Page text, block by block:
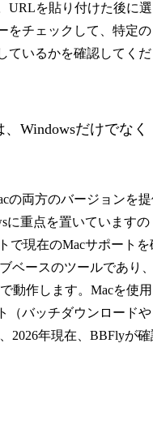
URLを貼り付けた後に選
をチェックして、特定
ているかを確認してく
Windowsだけでなく
の両方のバージョンを
に重点を置いていますの
で現在のMacサポートを
ベースのツールであり
動作します。Macを使用
（バッチダウンロードや
2026年現在、BBFlyが確